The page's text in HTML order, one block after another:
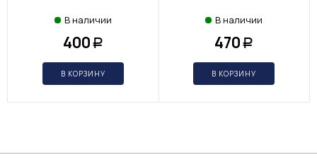
В наличии
400 Р
В КОРЗИНУ
В наличии
470 Р
В КОРЗИНУ